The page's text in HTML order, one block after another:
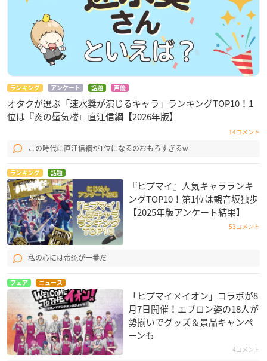
ランキング アンケート 話題 声優
オタクが選ぶ「速水奨が演じるキャラ」ランキングTOP10！1
位は『炎の蜃気楼』直江信綱【2026年版】
14コメント
この時代に直江信綱が1位になるのおもろすぎるw
ランキング 話題
『ヒプマイ』人気キャラランキ
ングTOP10！第1位は観音坂独歩
【2025年版アンケート結果】
53コメント
私の心には帝统が一番だ
フェア ニュース
「ヒプマイ×イオン」コラボが8
月7日開催！エプロン姿の18人が
勢揃いでグッズ＆景品キャンペ
ーンも
4コメント